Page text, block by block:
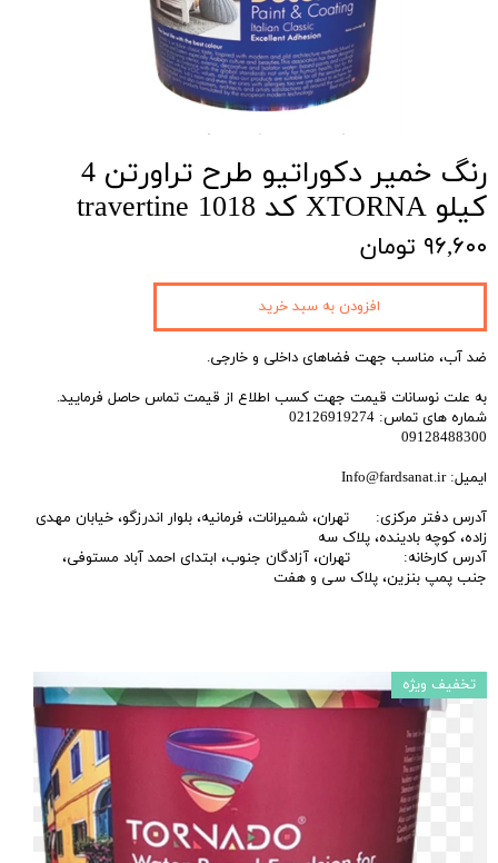
رنگ خمیر دکوراتیو طرح تراورتن 4
کیلو XTORNA کد 1018 travertine
۹۶,۶۰۰ تومان
ضد آب، مناسب جهت فضاهای داخلی و خارجی.
به علت نوسانات قیمت جهت کسب اطلاع از قیمت تماس حاصل فرمایید.
شماره های تماس: 02126919274
09128488300
ایمیل: Info@fardsanat.ir
آدرس دفتر مرکزی: تهران، شمیرانات، فرمانیه، بلوار اندرزگو، خیابان مهدی
زاده، کوچه بادینده، پلاک سه
آدرس کارخانه: تهران، آزادگان جنوب، ابتدای احمد آباد مستوفی،
جنب پمپ بنزین، پلاک سی و هفت
افزودن به سبد خرید
تخفیف ویژه